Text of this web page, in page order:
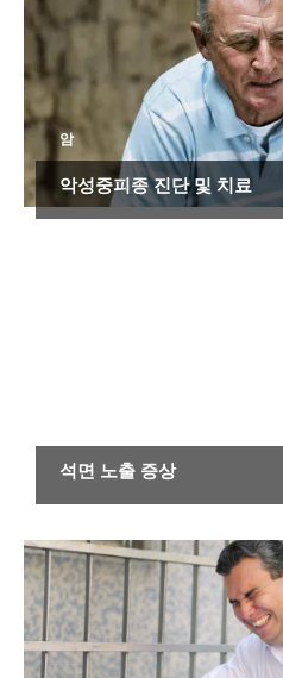
암
악성중피종 진단 및 치료
석면 노출 증상